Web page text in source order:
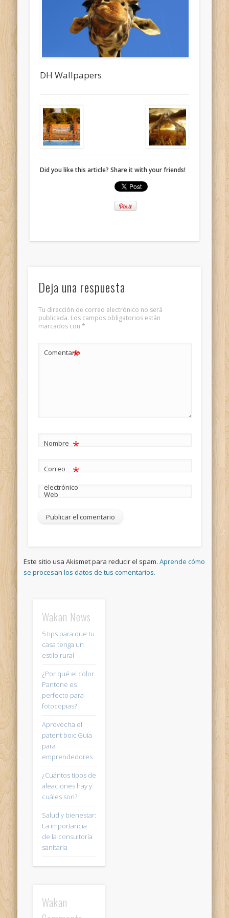
DH Wallpapers
Did you like this article? Share it with your friends!
Deja una respuesta
Tu dirección de correo electrónico no será
publicada. Los campos obligatorios están
marcados con *
Comentario
*
Nombre *
Correo
electrónico
*
Web
Este sitio usa Akismet para reducir el spam.Aprende cómo
se procesan los datos de tus comentarios.
Wakan News
5 tips para que tu
casa tenga un
estilo rural
¿Por qué el color
Pantone es
perfecto para
fotocopias?
Aprovecha el
patent box: Guía
para
emprendedores
¿Cuántos tipos de
aleaciones hay y
cuáles son?
Salud y bienestar:
La importancia
de la consultoría
sanitaria
Wakan